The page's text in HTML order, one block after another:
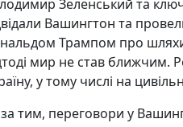
Зеленський та
Вашингтон та
Трампом про шляхи
мир не став ближчим.
у тому числі на
тим, переговори у